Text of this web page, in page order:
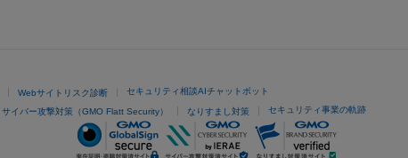
Webサイトリスク診断 セキュリティ相談AIチャットボット
サイバー攻撃対策（GMO Flatt Security） なりすまし対策 セキュリティ事業の軌跡